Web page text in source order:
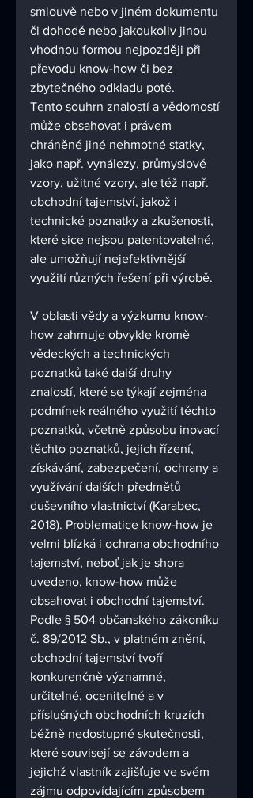
smlouvě nebo v jiném dokumentu
či dohodě nebo jakoukoliv jinou
vhodnou formou nejpozději při
převodu know-how či bez
zbytečného odkladu poté.
Tento souhrn znalostí a vědomostí
může obsahovat i právem
chráněné jiné nehmotné statky,
jako např. vynálezy, průmyslové
vzory, užitné vzory, ale též např.
obchodní tajemství, jakož i
technické poznatky a zkušenosti,
které sice nejsou patentovatelné,
ale umožňují nejefektivnější
využití různých řešení při výrobě.
V oblasti vědy a výzkumu know-
how zahrnuje obvykle kromě
vědeckých a technických
poznatků také další druhy
znalostí, které se týkají zejména
podmínek reálného využití těchto
poznatků, včetně způsobu inovací
těchto poznatků, jejich řízení,
získávání, zabezpečení, ochrany a
využívání dalších předmětů
duševního vlastnictví (Karabec,
2018). Problematice know-how je
velmi blízká i ochrana obchodního
tajemství, neboť jak je shora
uvedeno, know-how může
obsahovat i obchodní tajemství.
Podle § 504 občanského zákoníku
č. 89/2012 Sb., v platném znění,
obchodní tajemství tvoří
konkurenčně významné,
určitelné, ocenitelné a v
příslušných obchodních kruzích
běžně nedostupné skutečnosti,
které souvisejí se závodem a
jejichž vlastník zajišťuje ve svém
zájmu odpovídajícím způsobem